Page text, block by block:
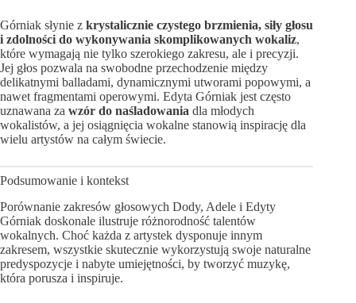
Górniak słynie z krystalicznie czystego brzmienia, siły głosu
i zdolności do wykonywania skomplikowanych wokaliz,
które wymagają nie tylko szerokiego zakresu, ale i precyzji.
Jej głos pozwala na swobodne przechodzenie między
delikatnymi balladami, dynamicznymi utworami popowymi, a
nawet fragmentami operowymi. Edyta Górniak jest często
uznawana za wzór do naśladowania dla młodych
wokalistów, a jej osiągnięcia wokalne stanowią inspirację dla
wielu artystów na całym świecie.
Podsumowanie i kontekst
Porównanie zakresów głosowych Dody, Adele i Edyty
Górniak doskonale ilustruje różnorodność talentów
wokalnych. Choć każda z artystek dysponuje innym
zakresem, wszystkie skutecznie wykorzystują swoje naturalne
predyspozycje i nabyte umiejętności, by tworzyć muzykę,
która porusza i inspiruje.